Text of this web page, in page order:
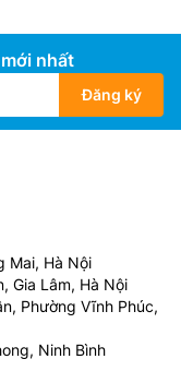
nhất
Đăng ký
Mai, Hà Nội
Gia Lâm, Hà Nội
Phường Vĩnh Phúc,
Ninh Bình